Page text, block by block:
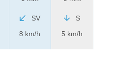
SV
8 km/h
S
5 km/h